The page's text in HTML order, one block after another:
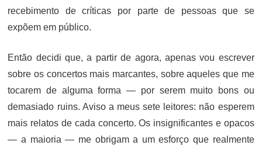
recebimento de críticas por parte de pessoas que se
expõem em público.
Então decidi que, a partir de agora, apenas vou escrever
sobre os concertos mais marcantes, sobre aqueles que me
tocarem de alguma forma — por serem muito bons ou
demasiado ruins. Aviso a meus sete leitores: não esperem
mais relatos de cada concerto. Os insignificantes e opacos
— a maioria — me obrigam a um esforço que realmente